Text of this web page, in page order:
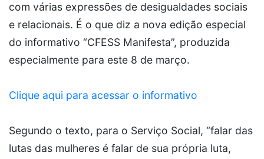
com várias expressões de desigualdades sociais
e relacionais. É o que diz a nova edição especial
do informativo “CFESS Manifesta”, produzida
especialmente para este 8 de março.
Clique aqui para acessar o informativo
Segundo o texto, para o Serviço Social, “falar das
lutas das mulheres é falar de sua própria luta,